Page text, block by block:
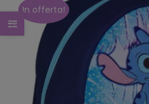
era:
In offerta!